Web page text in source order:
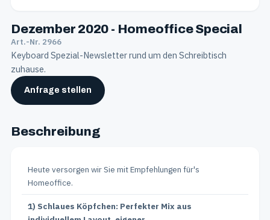
Dezember 2020 - Homeoffice Special
Art.-Nr. 2966
Keyboard Spezial-Newsletter rund um den Schreibtisch
zuhause.
Anfrage stellen
Beschreibung
Heute versorgen wir Sie mit Empfehlungen für's
Homeoffice.
1) Schlaues Köpfchen: Perfekter Mix aus